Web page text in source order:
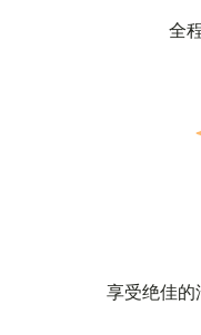
全
享受绝佳的